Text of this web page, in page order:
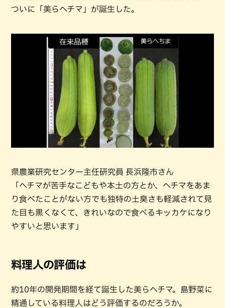
ついに「美らヘチマ」が誕生した。
県農業研究センター主任研究員 長浜隆市さん
「ヘチマが苦手なこどもや本土の方とか、ヘチマをあま
り食べたことがない方でも独特の土臭さも軽減されて見
た目も黒くなくて、きれいなので食べるキッカケになり
やすいと思います」
料理人の評価は
約10年の開発期間を経て誕生した美らヘチマ。島野菜に
精通している料理人はどう評価するのだろうか。